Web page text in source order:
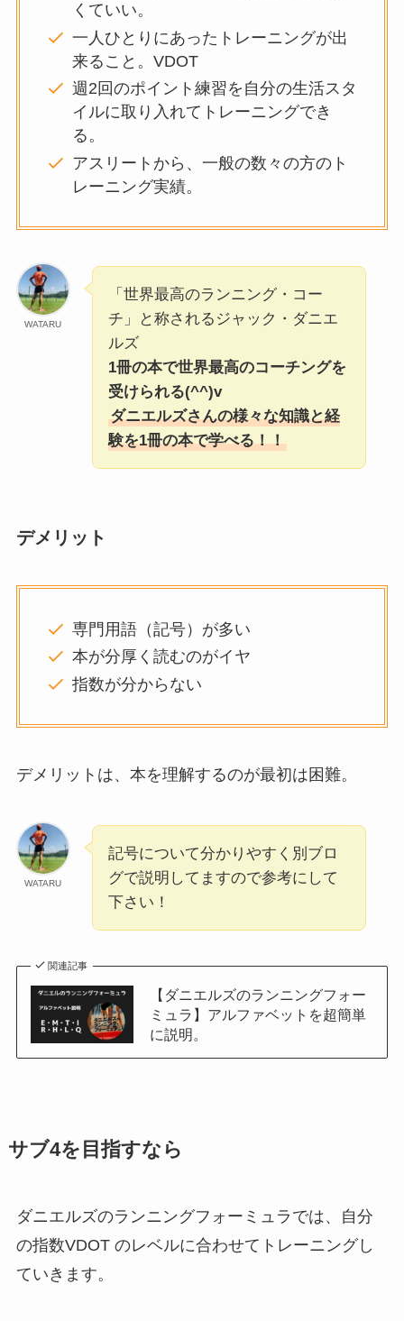
くていい。
一人ひとりにあったトレーニングが出
来ること。VDOT
週2回のポイント練習を自分の生活スタ
イルに取り入れてトレーニングでき
る。
アスリートから、一般の数々の方のト
レーニング実績。
WATARU
「世界最高のランニング・コー
チ」と称されるジャック・ダニエ
ルズ
1冊の本で世界最高のコーチングを
受けられる(^^)v
ダニエルズさんの様々な知識と経
験を1冊の本で学べる！！
デメリット
専門用語（記号）が多い
本が分厚く読むのがイヤ
指数が分からない
デメリットは、本を理解するのが最初は困難。
WATARU
記号について分かりやすく別ブロ
グで説明してますので参考にして
下さい！
関連記事
【ダニエルズのランニングフォー
ミュラ】アルファベットを超簡単
に説明。
サブ4を目指すなら
ダニエルズのランニングフォーミュラでは、自分
の指数VDOT のレベルに合わせてトレーニングし
ていきます。